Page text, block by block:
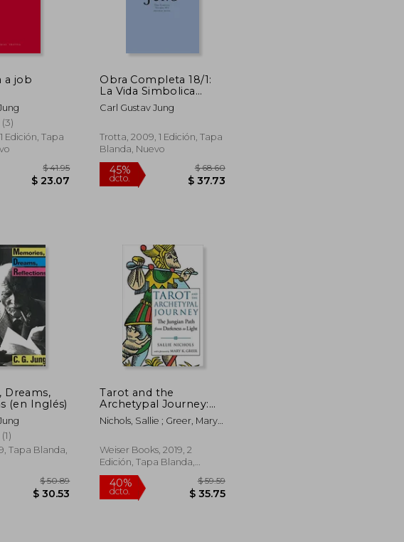
dcto. $ 53.80 dcto.
a job
(3)
Edición, Tapa
45%
dcto.
$ 41.95
$ 23.07
Obra Completa 18/1:
La Vida Simbolica
(Rustica)
Carl Gustav Jung
Trotta, 2009, 1 Edición, Tapa
Blanda, Nuevo
45%
dcto.
Dreams,
(en Inglés)
(1)
Tapa Blanda,
Tarot and the
Archetypal Journey:
The Jungian Path
From Darkness to
Nichols, Sallie ; Greer, Mary
Weiser Books, 2019, 2
Edición, Tapa Blanda,
Nuevo